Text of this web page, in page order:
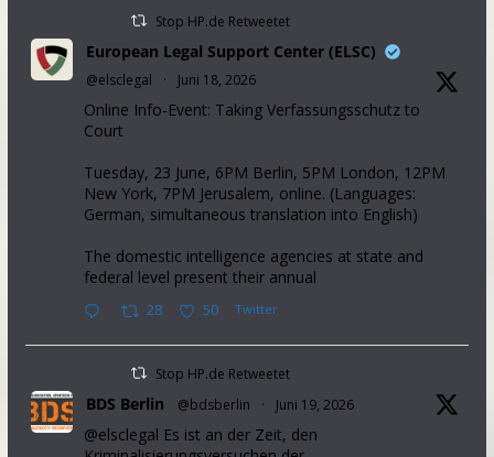
Stop HP.de Retweetet
European Legal Support Center (ELSC)
@elsclegal · Juni 18, 2026
Online Info-Event: Taking Verfassungsschutz to
Court
Tuesday, 23 June, 6PM Berlin, 5PM London, 12PM
New York, 7PM Jerusalem, online. (Languages:
German, simultaneous translation into English)
The domestic intelligence agencies at state and
federal level present their annual
28 50 Twitter
Stop HP.de Retweetet
BDS Berlin @bdsberlin · Juni 19, 2026
@elsclegal Es ist an der Zeit, den